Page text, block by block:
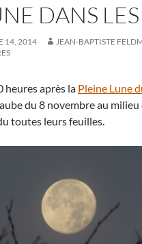
DANS
14, 2014 JEAN-BAPTISTE
heures après la Pleine Lune
du 8 novembre au
toutes leurs feuilles.